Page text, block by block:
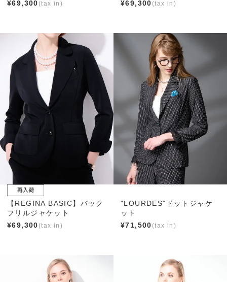
¥69,300 ¥69,300
【REGINA BASIC】バック
フリルジャケット
¥69,300
"LOURDES"ドットジャケ
ット
¥71,500